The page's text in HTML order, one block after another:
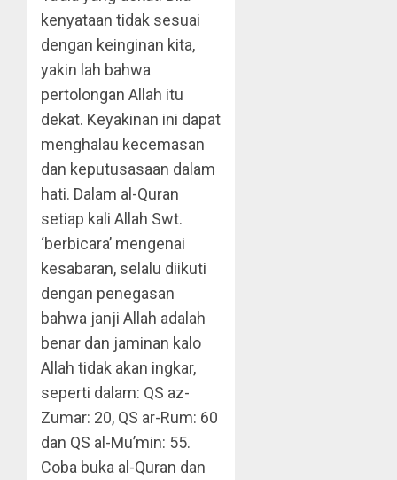
kenyataan tidak sesuai
dengan keinginan kita,
yakin lah bahwa
pertolongan Allah itu
dekat. Keyakinan ini dapat
menghalau kecemasan
dan keputusasaan dalam
hati. Dalam al-Quran
setiap kali Allah Swt.
‘berbicara’ mengenai
kesabaran, selalu diikuti
dengan penegasan
bahwa janji Allah adalah
benar dan jaminan kalo
Allah tidak akan ingkar,
seperti dalam: QS az-
Zumar: 20, QS ar-Rum: 60
dan QS al-Mu’min: 55.
Coba buka al-Quran dan